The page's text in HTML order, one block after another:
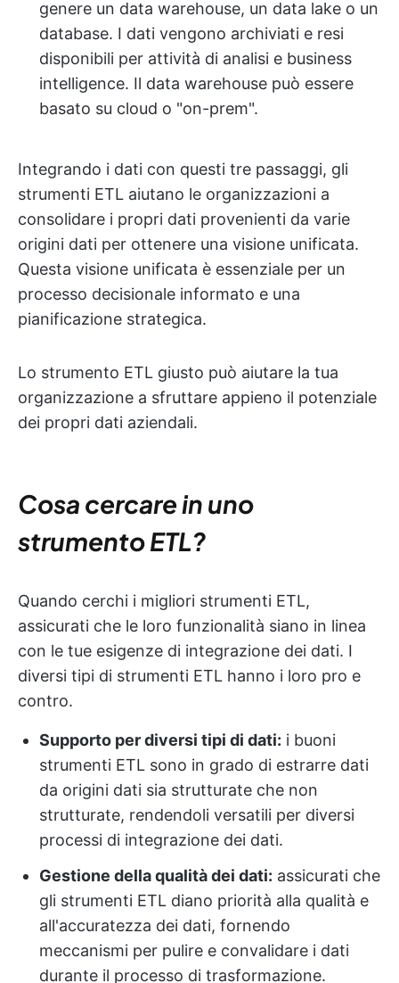
genere un data warehouse, un data lake o un
database. I dati vengono archiviati e resi
disponibili per attività di analisi e business
intelligence. Il data warehouse può essere
basato su cloud o "on-prem".
Integrando i dati con questi tre passaggi, gli
strumenti ETL aiutano le organizzazioni a
consolidare i propri dati provenienti da varie
origini dati per ottenere una visione unificata.
Questa visione unificata è essenziale per un
processo decisionale informato e una
pianificazione strategica.
Lo strumento ETL giusto può aiutare la tua
organizzazione a sfruttare appieno il potenziale
dei propri dati aziendali.
Cosa cercare in uno
strumento ETL?
Quando cerchi i migliori strumenti ETL,
assicurati che le loro funzionalità siano in linea
con le tue esigenze di integrazione dei dati. I
diversi tipi di strumenti ETL hanno i loro pro e
contro.
Supporto per diversi tipi di dati: i buoni
strumenti ETL sono in grado di estrarre dati
da origini dati sia strutturate che non
strutturate, rendendoli versatili per diversi
processi di integrazione dei dati.
Gestione della qualità dei dati: assicurati che
gli strumenti ETL diano priorità alla qualità e
all'accuratezza dei dati, fornendo
meccanismi per pulire e convalidare i dati
durante il processo di trasformazione.